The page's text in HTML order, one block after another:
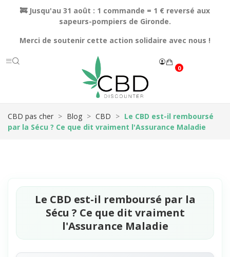
🚒 Jusqu'au 31 août : 1 commande = 1 € reversé aux
sapeurs-pompiers de Gironde.
Merci de soutenir cette action solidaire avec nous !
0
CBD pas cher Blog CBD
Le CBD est-il remboursé
par la Sécu ? Ce que dit vraiment l'Assurance Maladie
Le CBD est-il remboursé par la
Sécu ? Ce que dit vraiment
l'Assurance Maladie